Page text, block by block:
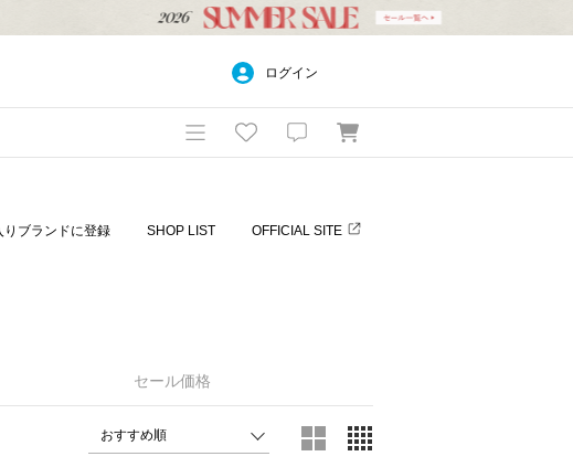
ログイン
りブランドに登録 SHOP LIST OFFICIAL SITE
セール価格